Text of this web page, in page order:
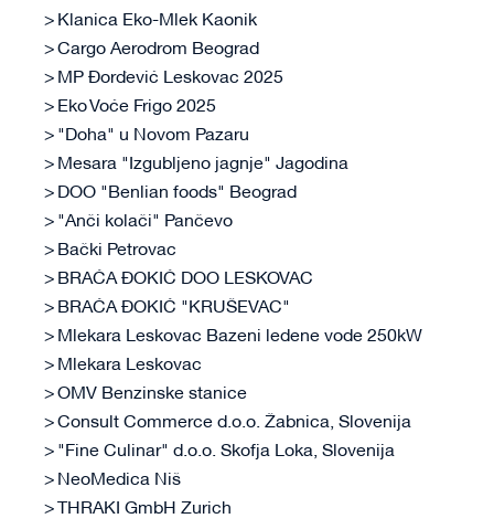
Klanica Eko-Mlek Kaonik
Cargo Aerodrom Beograd
MP Đorđević Leskovac 2025
Eko Voće Frigo 2025
"Doha" u Novom Pazaru
Mesara "Izgubljeno jagnje" Jagodina
DOO "Benlian foods" Beograd
"Anči kolači" Pančevo
Bački Petrovac
BRAĆA ĐOKIĆ DOO LESKOVAC
BRAĆA ĐOKIĆ "KRUŠEVAC"
Mlekara Leskovac Bazeni ledene vode 250kW
Mlekara Leskovac
OMV Benzinske stanice
Consult Commerce d.o.o. Žabnica, Slovenija
"Fine Culinar" d.o.o. Skofja Loka, Slovenija
NeoMedica Niš
THRAKI GmbH Zurich